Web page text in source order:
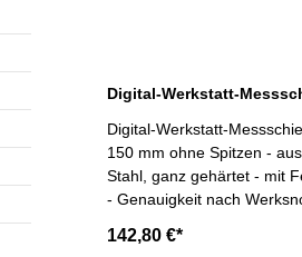
Digital-Werkstatt-
150 mm ohne Spitzen -
Stahl, ganz gehärtet - mit
- Genauigkeit nach
mm/inch, 0/Abs-, Hold-,
142,80 €*